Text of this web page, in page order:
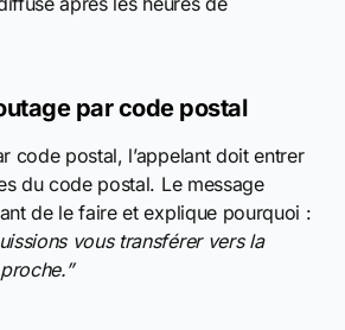
par code postal
code postal, l’appelant doit entrer
du code postal. Le message
de le faire et explique pourquoi :
vous transférer vers la